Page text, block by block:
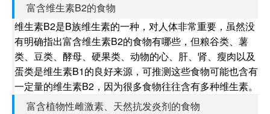
富含维生素B2的食物
维生素B2是B族维生素的一种，对人体非常重要，虽然没
有明确指出富含维生素B2的食物有哪些，但粮谷类、薯
类、豆类、酵母、硬果类、动物的心、肝、肾、瘦肉以及
蛋类是维生素B1的良好来源，可推测这些食物可能也含有
一定量的维生素B2，因为很多食物往往含有多种维生素。
富含植物性雌激素、天然抗发炎剂的食物